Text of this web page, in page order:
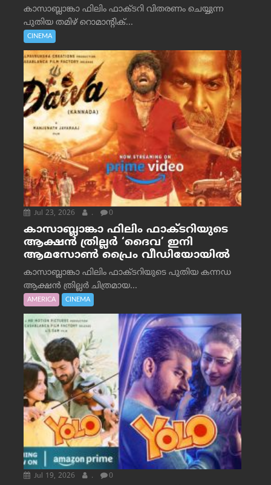
കാസാബ്ലാങ്കാ ഫിലിം ഫാക്ടറി വിതരണം ചെയ്യുന്ന
പുതിയ തമിഴ് റൊമാന്റിക്...
CINEMA
Jul 23, 2026 . 0
കാസാബ്ലാങ്കാ ഫിലിം ഫാക്ടറിയുടെ
ആക്ഷൻ ത്രില്ലർ ‘ദൈവ’ ഇനി
ആമസോൺ പ്രൈം വീഡിയോയിൽ
കാസാബ്ലാങ്കാ ഫിലിം ഫാക്ടറിയുടെ പുതിയ കന്നഡ
ആക്ഷൻ ത്രില്ലർ ചിത്രമായ...
AMERICA CINEMA
Jul 19, 2026 . 0